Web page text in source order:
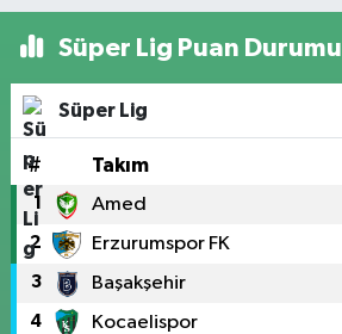
Süper Lig Puan Durumu
Süper Lig
# Takım
1 Amed
2 Erzurumspor FK
3 Başakşehir
4 Kocaelispor